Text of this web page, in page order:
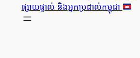
ផ្សាយផ្ទាល់ និងអ្នកប្រដាល់កម្ពុជា